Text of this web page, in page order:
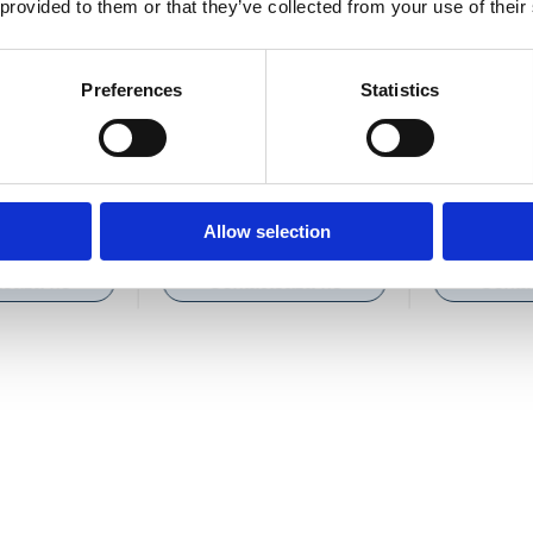
to them or that they’ve collected from your use of
Preferences Statistics
Allow selection
Bisonte
COD BT0002037
Extensie pistol airless Bisonte
PAZ 100 cm.
COD
Garda
pistol